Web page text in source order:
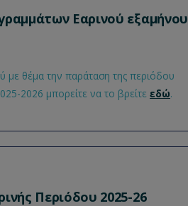
Εαρινού εξαμήνου
με θέμα την παράταση της περιόδου
2026 μπορείτε να το βρείτε εδώ.
Περιόδου 2025-26